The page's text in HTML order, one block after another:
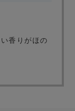
香りがほの